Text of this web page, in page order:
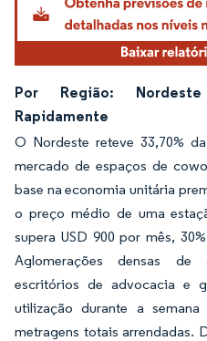
Por Região:
Rapidamente
O Nordeste reteve 33,70%
mercado de espaços de
base na economia unitária
o preço médio de uma
supera USD 900 por mês,
Aglomerações densas de
escritórios de advocacia e
utilização durante a
metragens totais arrendadas.